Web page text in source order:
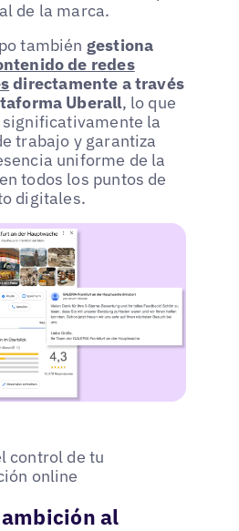
de la marca.
también gestiona
de redes
directamente a través
Uberall, lo que
significativamente la
trabajo y garantiza
uniforme de la
todos los puntos de
digitales.
control de tu
online
ambición al